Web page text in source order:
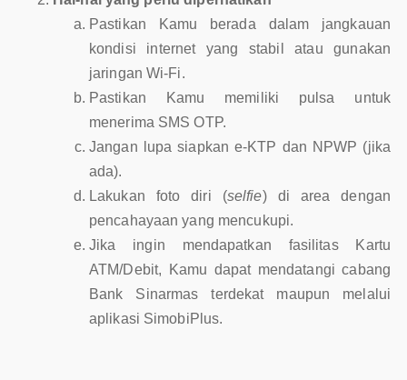
Pastikan Kamu berada dalam jangkauan
kondisi internet yang stabil atau gunakan
jaringan Wi-Fi.
Pastikan Kamu memiliki pulsa untuk
menerima SMS OTP.
Jangan lupa siapkan e-KTP dan NPWP (jika
ada).
Lakukan foto diri (selfie) di area dengan
pencahayaan yang mencukupi.
Jika ingin mendapatkan fasilitas Kartu
ATM/Debit, Kamu dapat mendatangi cabang
Bank Sinarmas terdekat maupun melalui
aplikasi SimobiPlus.